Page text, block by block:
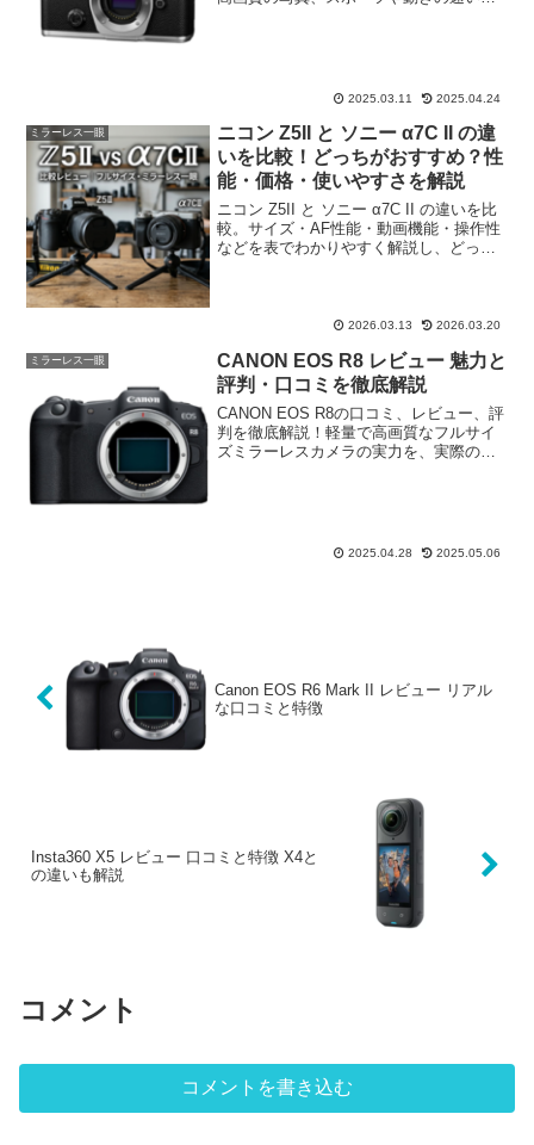
参考にしてください。2025.03.11 2025.04.24
ミラーレス一眼
ニコン Z5II と ソニー α7C II の違
いを比較！どっちがおすすめ？性
能・価格・使いやすさを解説
ニコン Z5II と ソニー α7C II の違いを比
較。サイズ・AF性能・動画機能・操作性
などを表でわかりやすく解説し、どっち
2026.03.13 2026.03.20
ミラーレス一眼
CANON EOS R8 レビュー 魅力と
評判・口コミを徹底解説
CANON EOS R8の口コミ、レビュー、評
判を徹底解説！軽量で高画質なフルサイ
ズミラーレスカメラの実力を、実際の使
2025.04.28 2025.05.06
Canon EOS R6 Mark II レビュー リアル
な口コミと特徴
Insta360 X5 レビュー 口コミと特徴 X4と
の違いも解説
コメント
コメントを書き込む